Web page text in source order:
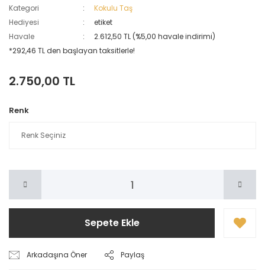
Kategori
Kokulu Taş
Hediyesi
etiket
Havale
2.612,50 TL (%5,00 havale indirimi)
*292,46 TL den başlayan taksitlerle!
2.750,00 TL
Renk
Sepete Ekle
Arkadaşına Öner Paylaş